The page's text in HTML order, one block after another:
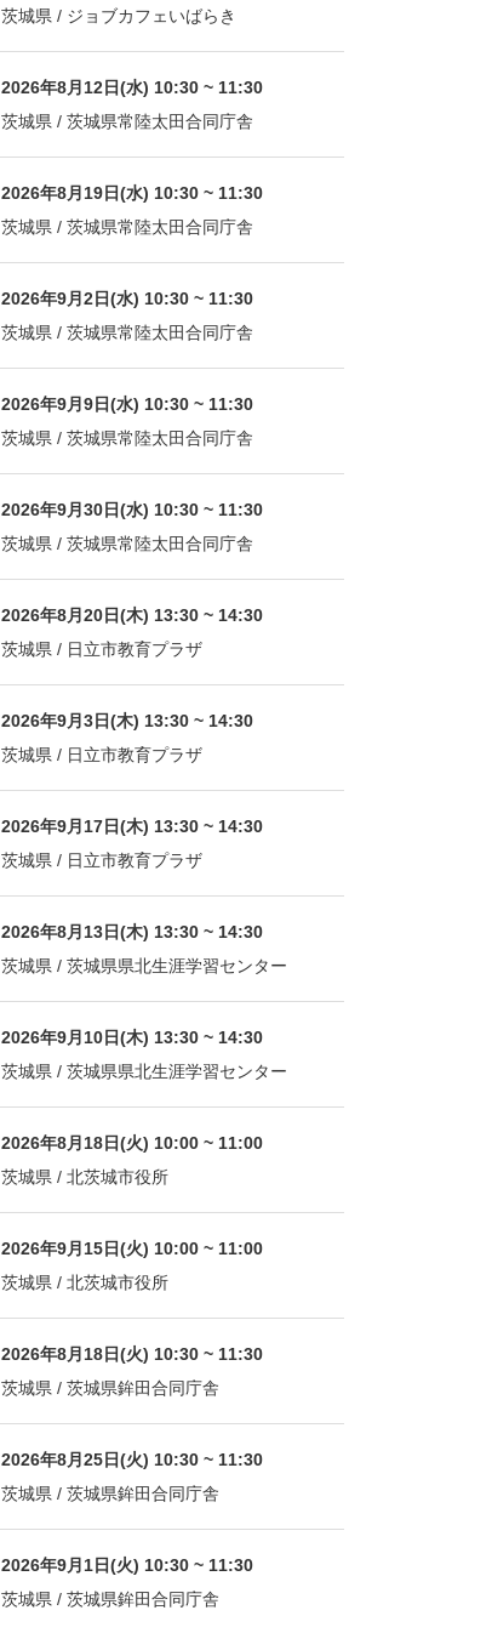
茨城県 / ジョブカフェいばらき
2026年8月12日(水) 10:30 ~ 11:30
茨城県 / 茨城県常陸太田合同庁舎
2026年8月19日(水) 10:30 ~ 11:30
茨城県 / 茨城県常陸太田合同庁舎
2026年9月2日(水) 10:30 ~ 11:30
茨城県 / 茨城県常陸太田合同庁舎
2026年9月9日(水) 10:30 ~ 11:30
茨城県 / 茨城県常陸太田合同庁舎
2026年9月30日(水) 10:30 ~ 11:30
茨城県 / 茨城県常陸太田合同庁舎
2026年8月20日(木) 13:30 ~ 14:30
茨城県 / 日立市教育プラザ
2026年9月3日(木) 13:30 ~ 14:30
茨城県 / 日立市教育プラザ
2026年9月17日(木) 13:30 ~ 14:30
茨城県 / 日立市教育プラザ
2026年8月13日(木) 13:30 ~ 14:30
茨城県 / 茨城県県北生涯学習センター
2026年9月10日(木) 13:30 ~ 14:30
茨城県 / 茨城県県北生涯学習センター
2026年8月18日(火) 10:00 ~ 11:00
茨城県 / 北茨城市役所
2026年9月15日(火) 10:00 ~ 11:00
茨城県 / 北茨城市役所
2026年8月18日(火) 10:30 ~ 11:30
茨城県 / 茨城県鉾田合同庁舎
2026年8月25日(火) 10:30 ~ 11:30
茨城県 / 茨城県鉾田合同庁舎
2026年9月1日(火) 10:30 ~ 11:30
茨城県 / 茨城県鉾田合同庁舎